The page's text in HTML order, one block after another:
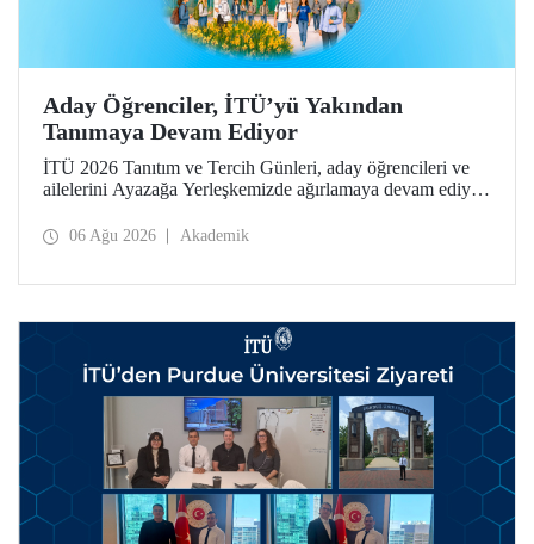
Aday Öğrenciler, İTÜ’yü Yakından
Tanımaya Devam Ediyor
İTÜ 2026 Tanıtım ve Tercih Günleri, aday öğrencileri ve
ailelerini Ayazağa Yerleşkemizde ağırlamaya devam ediyor.
ilgili fakülte ve birimler adaylara bilgi vermeye devam
06 Ağu 2026 Akademik